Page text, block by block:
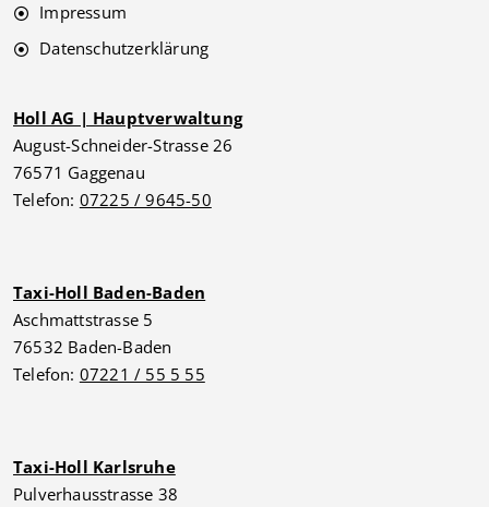
Impressum
Datenschutzerklärung
Holl AG | Hauptverwaltung
August-Schneider-Strasse 26
76571 Gaggenau
Telefon: 07225 / 9645-50
Taxi-Holl Baden-Baden
Aschmattstrasse 5
76532 Baden-Baden
Telefon: 07221 / 55 5 55
Taxi-Holl Karlsruhe
Pulverhausstrasse 38